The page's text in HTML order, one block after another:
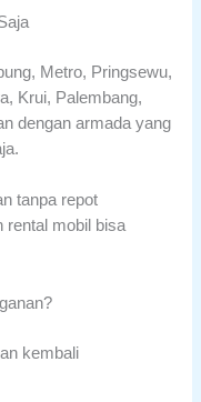
Metro, Pringsewu,
Krui, Palembang,
dengan armada yang
tanpa repot
rental mobil bisa
kembali